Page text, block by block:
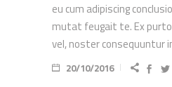
eu cum adipiscing
mutat feugait te. Ex
vel, noster consequuntur
20/10/2016